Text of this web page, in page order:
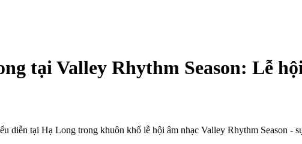
tại Valley Rhythm Season: Lễ
diễn tại Hạ Long trong khuôn khổ lễ hội âm nhạc Valley Rhythm Season -